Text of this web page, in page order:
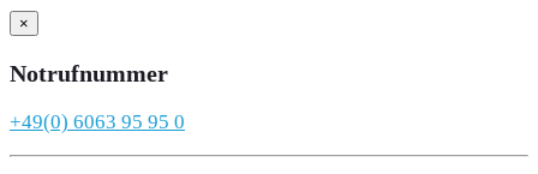
×
Notrufnummer
+49(0) 6063 95 95 0